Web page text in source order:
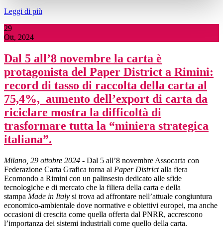
Leggi di più
29
Ott, 2024
Dal 5 all’8 novembre la carta è
protagonista del Paper District a Rimini:
record di tasso di raccolta della carta al
75,4%, aumento dell’export di carta da
riciclare mostra la difficoltà di
trasformare tutta la “miniera strategica
italiana”.
Milano, 29 ottobre 2024 - Dal 5 all’8 novembre Assocarta con
Federazione Carta Grafica torna al Paper Districtalla fiera
Ecomondo a Rimini con un palinsesto dedicato alle sfide
tecnologiche e di mercato che la filiera della carta e della
stampa Made in Italy si trova ad affrontare nell’attuale congiuntura
economico-ambientale dove normative e obiettivi europei, ma anche
occasioni di crescita come quella offerta dal PNRR, accrescono
l’importanza dei sistemi industriali come quello della carta.